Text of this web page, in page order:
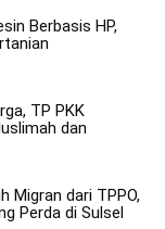
Berbasis HP,
TP PKK
dan
Migran dari TPPO,
Perda di Sulsel